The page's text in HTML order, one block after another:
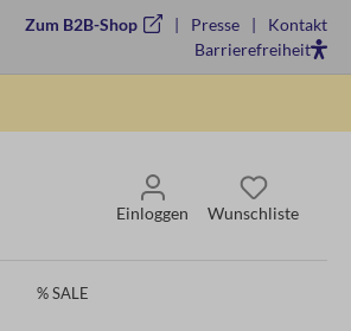
Zum B2B-Shop Presse
Kontakt
Barrierefreiheit
Einloggen Wunschliste
% SALE